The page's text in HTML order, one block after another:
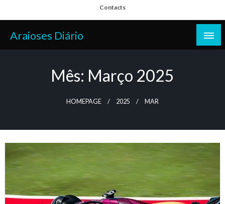
to
content
Contacts
Araioses Diário
Mês: Março 2025
HOMEPAGE 2025 MAR